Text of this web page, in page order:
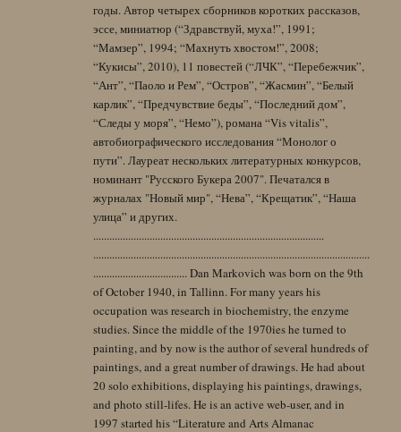
годы. Автор четырех сборников коротких рассказов,
эссе, миниатюр (“Здравствуй, муха!”, 1991;
“Мамзер”, 1994; “Махнуть хвостом!”, 2008;
“Кукисы”, 2010), 11 повестей (“ЛЧК”, “Перебежчик”,
“Ант”, “Паоло и Рем”, “Остров”, “Жасмин”, “Белый
карлик”, “Предчувствие беды”, “Последний дом”,
“Следы у моря”, “Немо”), романа “Vis vitalis”,
автобиографического исследования “Монолог о
пути”. Лауреат нескольких литературных конкурсов,
номинант "Русского Букера 2007". Печатался в
журналах "Новый мир", “Нева”, “Крещатик”, “Наша
улица” и других.
......................................................................................
.......................................................................................................
................................... Dan Markovich was born on the 9th
of October 1940, in Tallinn. For many years his
occupation was research in biochemistry, the enzyme
studies. Since the middle of the 1970ies he turned to
painting, and by now is the author of several hundreds of
paintings, and a great number of drawings. He had about
20 solo exhibitions, displaying his paintings, drawings,
and photo still-lifes. He is an active web-user, and in
1997 started his “Literature and Arts Almanac